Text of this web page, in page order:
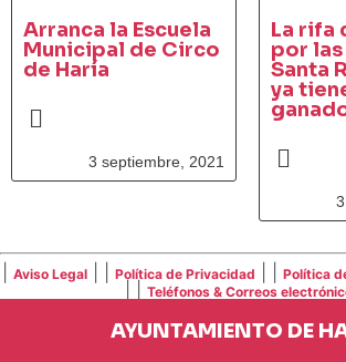
Arranca la Escuela
Municipal de Circo
de Haría
3 septiembre, 2021
La rifa
por las
Santa
ya
Aviso Legal Política de Privacidad Política
Teléfonos & Correos
AYUNTAMIENTO DE